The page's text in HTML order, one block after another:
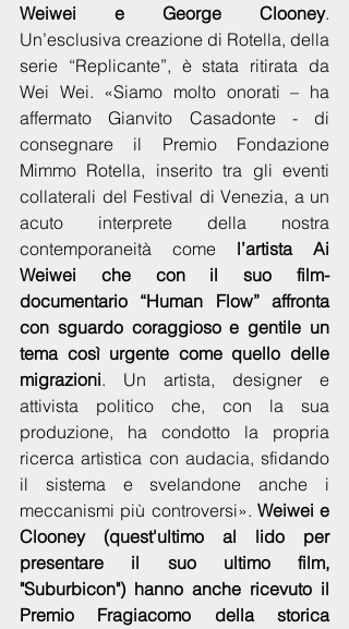
Weiwei e George Clooney.
Un’esclusiva creazione di Rotella, della
serie “Replicante”, è stata ritirata da
Wei Wei. «Siamo molto onorati – ha
affermato Gianvito Casadonte - di
consegnare il Premio Fondazione
Mimmo Rotella, inserito tra gli eventi
collaterali del Festival di Venezia, a un
acuto interprete della nostra
contemporaneità come l’artista Ai
Weiwei che con il suo film-
documentario “Human Flow” affronta
con sguardo coraggioso e gentile un
tema così urgente come quello delle
migrazioni. Un artista, designer e
attivista politico che, con la sua
produzione, ha condotto la propria
ricerca artistica con audacia, sfidando
il sistema e svelandone anche i
meccanismi più controversi». Weiwei e
Clooney (quest'ultimo al lido per
presentare il suo ultimo film,
"Suburbicon") hanno anche ricevuto il
Premio Fragiacomo della storica